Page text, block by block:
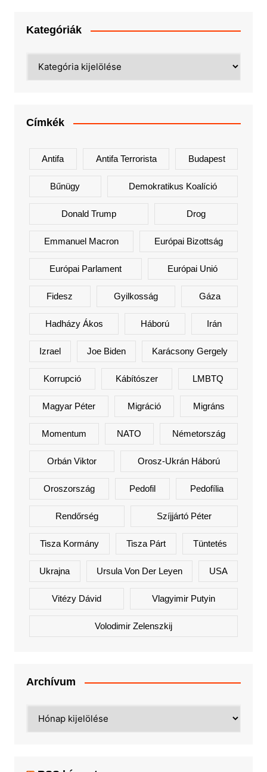
Kategóriák
Címkék
Antifa Antifa Terrorista Budapest
Bűnügy Demokratikus Koalíció
Donald Trump Drog
Emmanuel Macron Európai Bizottság
Európai Parlament Európai Unió
Fidesz Gyilkosság Gáza
Hadházy Ákos Háború Irán
Izrael Joe Biden Karácsony Gergely
Korrupció Kábítószer LMBTQ
Magyar Péter Migráció Migráns
Momentum NATO Németország
Orbán Viktor Orosz-Ukrán Háború
Oroszország Pedofil Pedofília
Rendőrség Szíjjártó Péter
Tisza Kormány Tisza Párt Tüntetés
Ukrajna Ursula Von Der Leyen USA
Vitézy Dávid Vlagyimir Putyin
Volodimir Zelenszkij
Archívum